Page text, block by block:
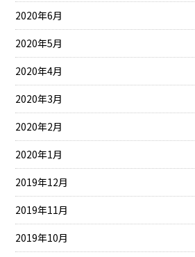
2020年6月
2020年5月
2020年4月
2020年3月
2020年2月
2020年1月
2019年12月
2019年11月
2019年10月